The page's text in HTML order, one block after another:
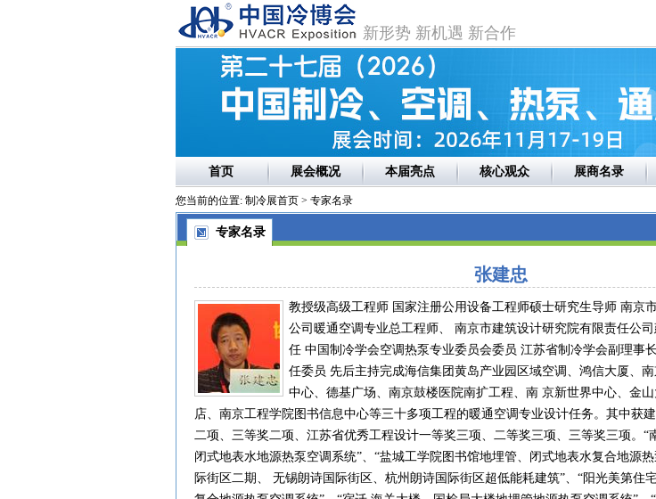
新形势 新机遇 新合作
首页 展会概况 本届亮点 核心观众 展商名录
您当前的位置: 制冷展首页 > 专家名录
专家名录
张建忠
教授级高级工程师 国家注册公用设备工程师硕士研究生导师 南京
公司暖通空调专业总工程师、 南京市建筑设计研究院有限责任公
任 中国制冷学会空调热泵专业委员会委员 江苏省制冷学会副理事
任委员 先后主持完成海信集团黄岛产业园区域空调、鸿信大厦、
中心、德基广场、南京鼓楼医院南扩工程、南 京新世界中心、金
店、南京工程学院图书信息中心等三十多项工程的暖通空调专业设计任务。其中获
二项、三等奖二项、江苏省优秀工程设计一等奖三项、二等奖三项、三等奖三项。“
闭式地表水地源热泵空调系统”、“盐城工学院图书馆地埋管、闭式地表水复合地源
际街区二期、 无锡朗诗国际街区、杭州朗诗国际街区超低能耗建筑”、“阳光美第住